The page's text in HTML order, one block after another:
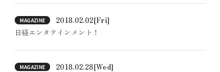
MAGAZINE 2018.02.02[Fri]
日経エンタテインメント！
MAGAZINE 2018.02.28[Wed]